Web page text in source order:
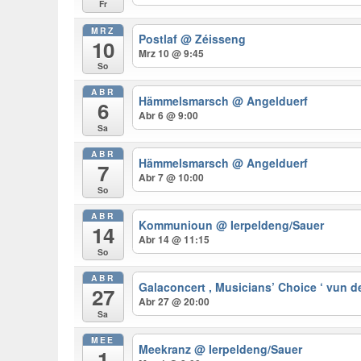
Fr
MRZ
10
So
Postlaf@ Zéisseng
Mrz 10 @ 9:45
ABR
6
Sa
Hämmelsmarsch@ Angelduerf
Abr 6 @ 9:00
ABR
7
So
Hämmelsmarsch@ Angelduerf
Abr 7 @ 10:00
ABR
14
So
Kommunioun@ Ierpeldeng/Sauer
Abr 14 @ 11:15
ABR
27
Sa
Galaconcert , Musicians’ Choice ‘ vun
Abr 27 @ 20:00
MEE
Meekranz@ Ierpeldeng/Sauer